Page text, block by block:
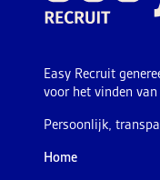
Easy Recruit
voor het vinden
Persoonlijk,
Home